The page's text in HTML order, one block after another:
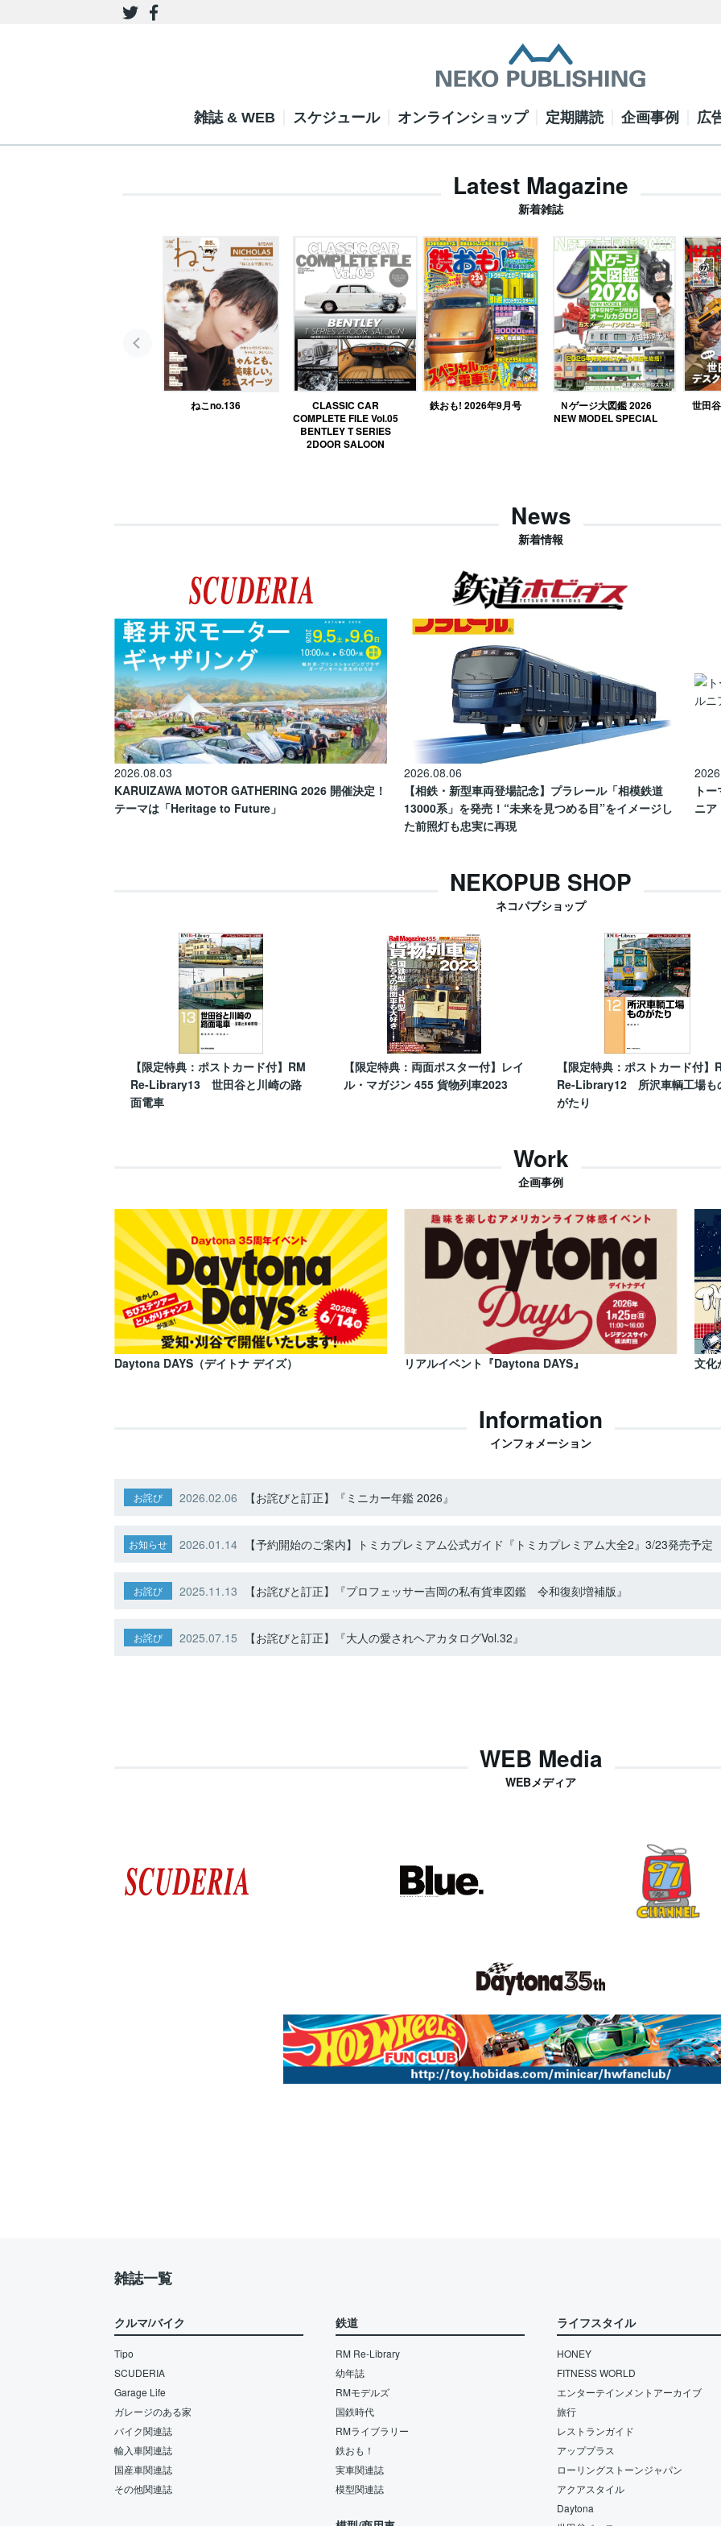
雑誌 & WEB スケジュール オンラインショップ 定期購読 企画事例 広
Latest Magazine
新着雑誌
ねこno.136
CLASSIC CAR
COMPLETE FILE Vol.05
BENTLEY T SERIES
2DOOR SALOON
鉄おも! 2026年9月号
Ｎゲージ大図鑑 2026
NEW MODEL SPECIAL
世田
News
新着情報
2026.08.03
KARUIZAWA MOTOR GATHERING 2026 開催決定！
テーマは「Heritage to Future」
2026.08.06
【相鉄・新型車両登場記念】プラレール「相模鉄道
13000系」を発売！“未来を見つめる目”をイメージし
た前照灯も忠実に再現
ト
ニア
NEKOPUB SHOP
ネコパブショップ
【限定特典：ポストカード付】RM
Re-Library13 世田谷と川崎の路
面電車
【限定特典：両面ポスター付】レイ
ル・マガジン 455 貨物列車2023
【限定特典：ポストカード付】
Re-Library12 所沢車輌工場も
がたり
Work
企画事例
Daytona DAYS（デイトナ デイズ） リアルイベント『Daytona DAYS』 文化
Information
インフォメーション
お詫び 2026.02.06 【お詫びと訂正】『ミニカー年鑑 2026』
お知らせ 2026.01.14 【予約開始のご案内】トミカプレミアム公式ガイド『トミカプレミアム大全2』3/23発売予定
お詫び 2025.11.13 【お詫びと訂正】『プロフェッサー吉岡の私有貨車図鑑 令和復刻増補版』
お詫び 2025.07.15 【お詫びと訂正】『大人の愛されヘアカタログVol.32』
WEB Media
WEBメディア
雑誌一覧
クルマ/バイク
Tipo
SCUDERIA
Garage Life
ガレージのある家
バイク関連誌
輸入車関連誌
国産車関連誌
その他関連誌
鉄道
RM Re-Library
幼年誌
RMモデルズ
国鉄時代
RMライブラリー
鉄おも！
実車関連誌
模型関連誌
ライフスタイル
HONEY
FITNESS WORLD
エンターテインメントアーカイブ
旅行
レストランガイド
アッププラス
ローリングストーンジャパン
アクアスタイル
Daytona